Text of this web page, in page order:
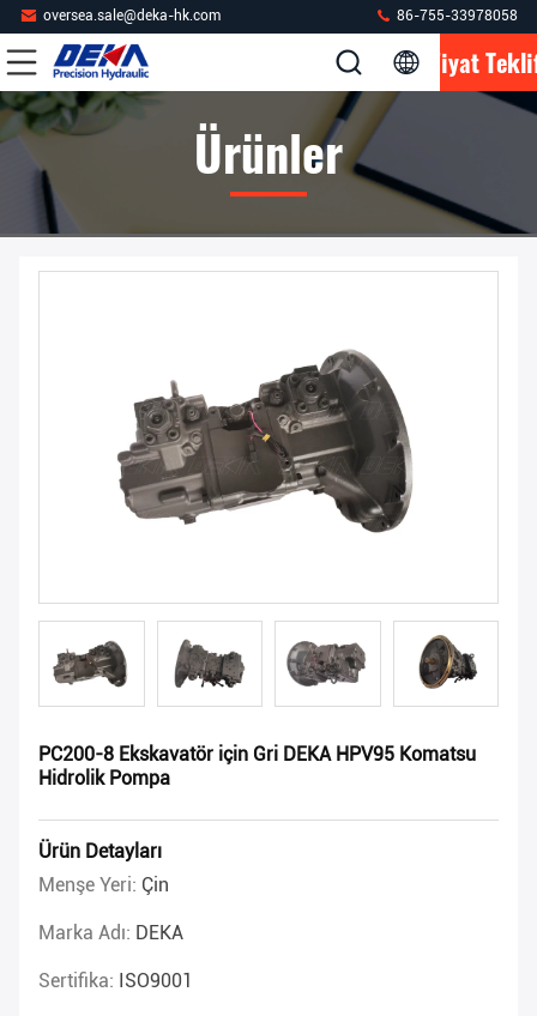
oversea.sale@deka-hk.com 86-755-33978058
Fiyat
Ürünler
PC200-8 Ekskavatör için Gri DEKA HPV95 Komatsu
Hidrolik Pompa
Ürün Detayları
Menşe Yeri: Çin
Marka Adı: DEKA
Sertifika: ISO9001